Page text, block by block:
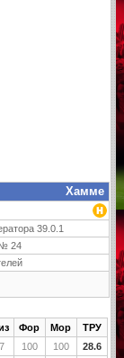
Хамме
39.0.1
24
Фор Мор
ТРУ
100 100
28.6